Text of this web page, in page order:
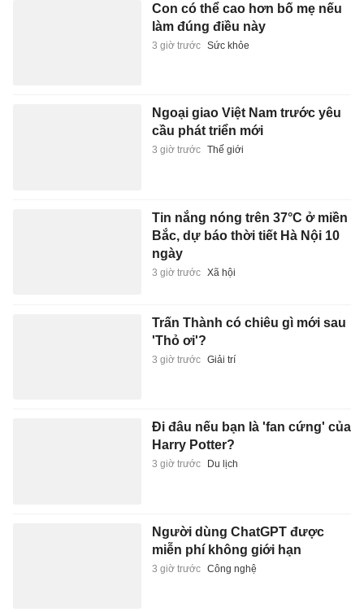
Con có thể cao hơn bố mẹ nếu
làm đúng điều này
3 giờ trước Sức khỏe
Ngoại giao Việt Nam trước yêu
cầu phát triển mới
3 giờ trước Thế giới
Tin nắng nóng trên 37°C ở miền
Bắc, dự báo thời tiết Hà Nội 10
ngày
3 giờ trước Xã hội
Trấn Thành có chiêu gì mới sau
'Thỏ ơi'?
3 giờ trước Giải trí
Đi đâu nếu bạn là 'fan cứng' của
Harry Potter?
3 giờ trước Du lịch
Người dùng ChatGPT được
miễn phí không giới hạn
3 giờ trước Công nghệ